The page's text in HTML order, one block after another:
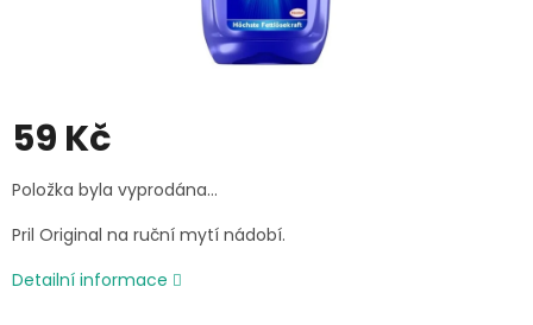
59 Kč
Měrná
cena:
Položka byla vyprodána…
Pril Original na ruční mytí nádobí.
Detailní informace